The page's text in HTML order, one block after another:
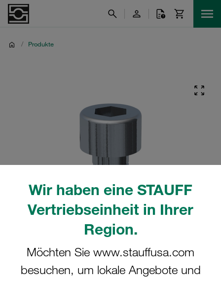
Wir haben eine STAUFF
Vertriebseinheit in Ihrer
Region.
Möchten Sie www.stauffusa.com
besuchen, um lokale Angebote und
/ Produkte